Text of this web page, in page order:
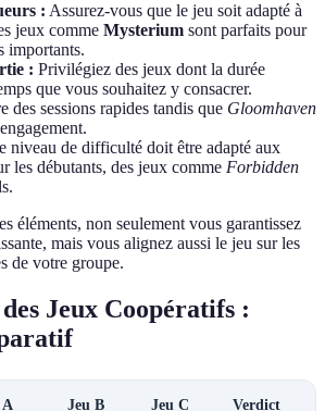
: Assurez-vous que le jeu soit adapté à
jeux comme Mysterium sont parfaits pour
importants.
: Privilégiez des jeux dont la durée
que vous souhaitez y consacrer.
des sessions rapides tandis que Gloomhaven
niveau de difficulté doit être adapté aux
les débutants, des jeux comme Forbidden
éléments, non seulement vous garantissez
mais vous alignez aussi le jeu sur les
de votre groupe.
Jeux Coopératifs :
A Jeu B Jeu C Verdict